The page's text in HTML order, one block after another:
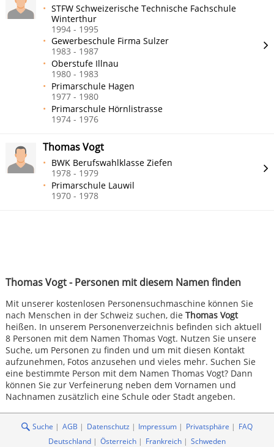
Thomas Vogt - Personen mit diesem Namen finden
Mit unserer kostenlosen Personensuchmaschine können Sie
nach Menschen in der Schweiz suchen, die Thomas Vogt
heißen. In unserem Personenverzeichnis befinden sich aktuell
8 Personen mit dem Namen Thomas Vogt. Nutzen Sie unsere
Suche, um Personen zu finden und um mit diesen Kontakt
aufzunehmen, Fotos anzusehen und vieles mehr. Suchen Sie
eine bestimmte Person mit dem Namen Thomas Vogt? Dann
können Sie zur Verfeinerung neben dem Vornamen und
Nachnamen zusätzlich eine Schule oder Stadt angeben.
STFW Schweizerische Technische Fachschule
Winterthur
1994 - 1995
Gewerbeschule Firma Sulzer
1983 - 1987
Oberstufe Illnau
1980 - 1983
Primarschule Hagen
1977 - 1980
Primarschule Hörnlistrasse
1974 - 1976
Thomas Vogt
BWK Berufswahlklasse Ziefen
1978 - 1979
Primarschule Lauwil
1970 - 1978
Suche AGB Datenschutz Impressum Privatsphäre
FAQ
Deutschland
Österreich Frankreich Schweden